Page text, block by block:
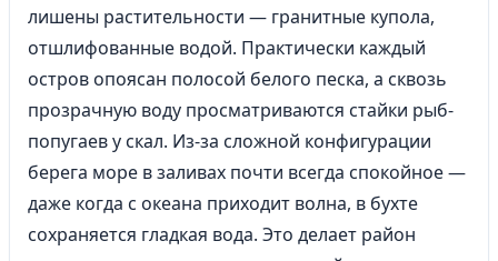
лишены растительности — гранитные купола,
отшлифованные водой. Практически каждый
остров опоясан полосой белого песка, а сквозь
прозрачную воду просматриваются стайки рыб-
попугаев у скал. Из-за сложной конфигурации
берега море в заливах почти всегда спокойное —
даже когда с океана приходит волна, в бухте
сохраняется гладкая вода. Это делает район